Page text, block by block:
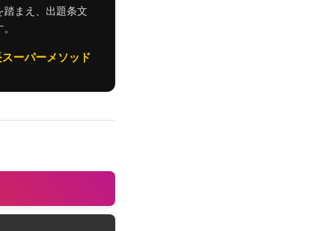
まえ、出題条文
ーパーメソッド